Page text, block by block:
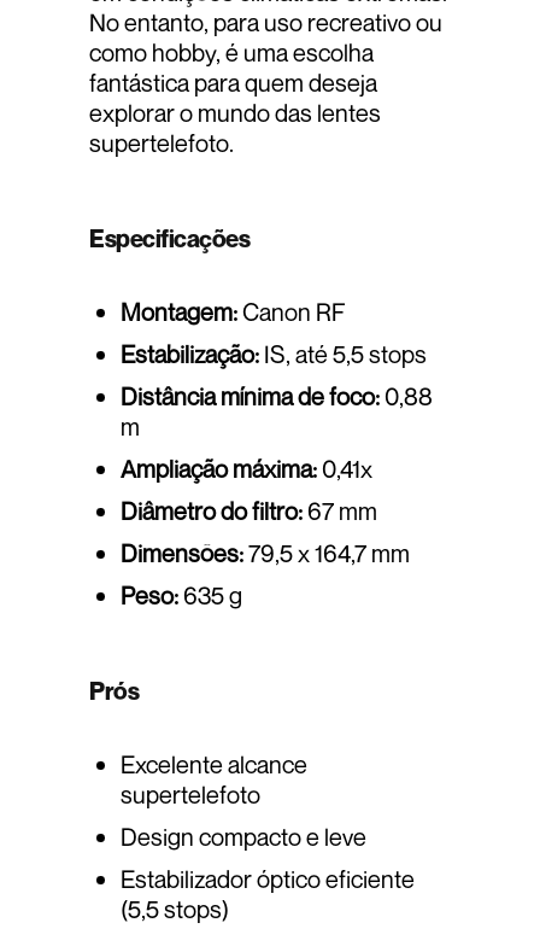
No entanto, para uso recreativo ou
como hobby, é uma escolha
fantástica para quem deseja
explorar o mundo das lentes
supertelefoto.
Especificações
Montagem:Canon RF
Estabilização: IS, até 5,5 stops
Distância mínima de foco:0,88
m
Ampliação máxima:0,41x
Diâmetro do filtro:67 mm
Dimensões:79,5 x 164,7 mm
Peso:635 g
Prós
Excelente alcance
supertelefoto
Design compacto e leve
Estabilizador óptico eficiente
(5,5 stops)